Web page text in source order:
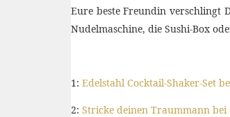
Eure beste Freundin verschlingt
Nudelmaschine, die Sushi-Box
1: Edelstahl Cocktail-Shaker-Set
2: Stricke deinen Traummann